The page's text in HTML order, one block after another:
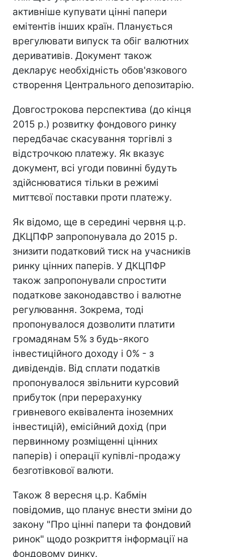
активніше купувати цінні папери
емітентів інших країн. Планується
врегулювати випуск та обіг валютних
деривативів. Документ також
декларує необхідність обов'язкового
створення Центрального депозитарію.
Довгострокова перспектива (до кінця
2015 р.) розвитку фондового ринку
передбачає скасування торгівлі з
відстрочкою платежу. Як вказує
документ, всі угоди повинні будуть
здійснюватися тільки в режимі
миттєвої поставки проти платежу.
Як відомо, ще в середині червня ц.р.
ДКЦПФР запропонувала до 2015 р.
знизити податковий тиск на учасників
ринку цінних паперів. У ДКЦПФР
також запропонували спростити
податкове законодавство і валютне
регулювання. Зокрема, тоді
пропонувалося дозволити платити
громадянам 5% з будь-якого
інвестиційного доходу і 0% - з
дивідендів. Від сплати податків
пропонувалося звільнити курсовий
прибуток (при перерахунку
гривневого еквівалента іноземних
інвестицій), емісійний дохід (при
первинному розміщенні цінних
паперів) і операції купівлі-продажу
безготівкової валюти.
Також 8 вересня ц.р. Кабмін
повідомив, що планує внести зміни до
закону "Про цінні папери та фондовий
ринок" щодо розкриття інформації на
фондовому ринку.